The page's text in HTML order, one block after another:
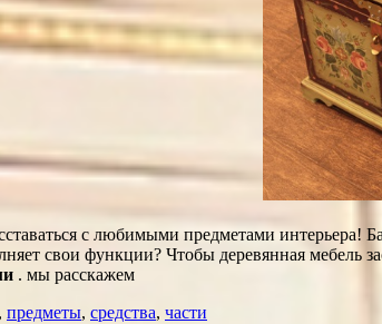
с любимыми предметами интерьера!
свои функции? Чтобы деревянная мебель
. мы расскажем
, предметы, средства, части